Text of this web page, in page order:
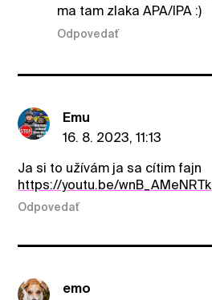
ma tam zlaka APA/IPA :)
Odpovedať
Emu
16. 8. 2023, 11:13
Ja si to užívám ja sa cítim fajn
https://youtu.be/wnB_AMeNRTk
Odpovedať
emo